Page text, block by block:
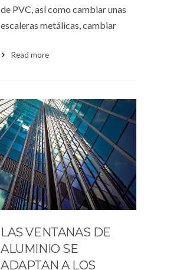
de PVC, así como cambiar unas
escaleras metálicas, cambiar
Read more
LAS VENTANAS DE
ALUMINIO SE
ADAPTAN A LOS